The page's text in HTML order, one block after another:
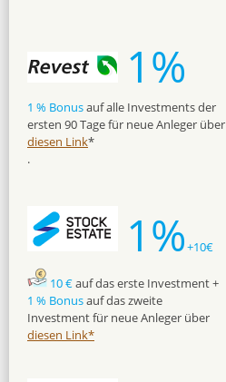
1%
1 % Bonusauf alle Investments der
ersten 90 Tage für neue Anleger über
diesen Link*
.
1%+10€
10 €auf das erste Investment +
1 % Bonusauf das zweite
Investment für neue Anleger über
diesen Link*